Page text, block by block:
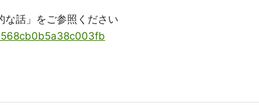
話」をご参照ください